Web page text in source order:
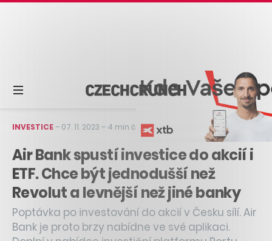
INVESTICE– 07. 11. 2023 – 4 min čtení
Air Bank spustí investice do akcií i
ETF. Chce být jednodušší než
Revolut a levnější než jiné banky
Poptávka po investování do akcií v Česku sílí. Air
Bank je proto brzy nabídne ve své aplikaci.